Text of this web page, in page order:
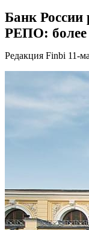
Банк России
РЕПО: более
Редакция Finbi 11-